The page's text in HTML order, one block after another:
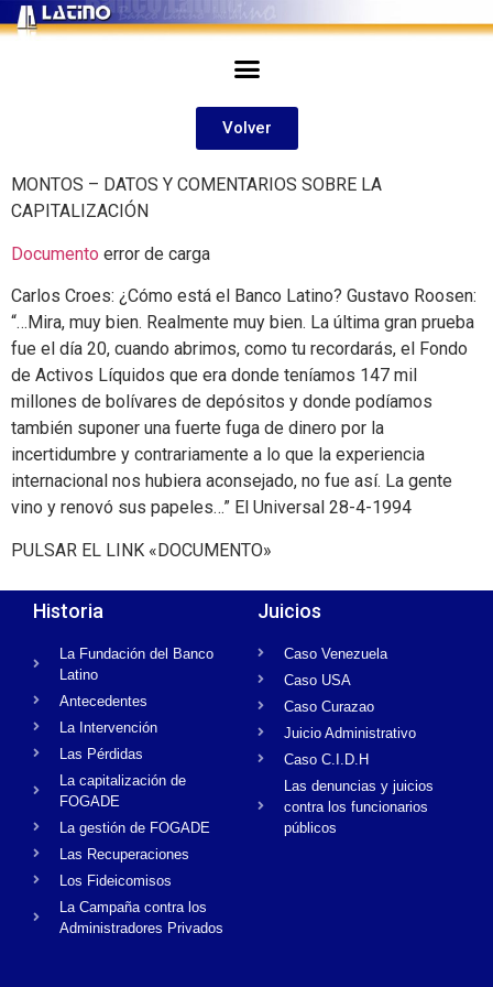
Volver
MONTOS – DATOS Y COMENTARIOS SOBRE LA
CAPITALIZACIÓN
Documento error de carga
Carlos Croes: ¿Cómo está el Banco Latino? Gustavo Roosen:
“…Mira, muy bien. Realmente muy bien. La última gran prueba
fue el día 20, cuando abrimos, como tu recordarás, el Fondo
de Activos Líquidos que era donde teníamos 147 mil
millones de bolívares de depósitos y donde podíamos
también suponer una fuerte fuga de dinero por la
incertidumbre y contrariamente a lo que la experiencia
internacional nos hubiera aconsejado, no fue así. La gente
vino y renovó sus papeles…” El Universal 28-4-1994
PULSAR EL LINK «DOCUMENTO»
Historia
La Fundación del Banco
Latino
Antecedentes
La Intervención
Las Pérdidas
La capitalización de
FOGADE
La gestión de FOGADE
Las Recuperaciones
Los Fideicomisos
La Campaña contra los
Administradores Privados
Juicios
Caso Venezuela
Caso USA
Caso Curazao
Juicio Administrativo
Caso C.I.D.H
Las denuncias y juicios
contra los funcionarios
públicos